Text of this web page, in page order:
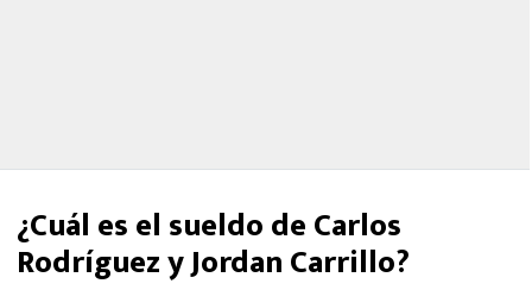
¿Cuál es el sueldo de Carlos
Rodríguez y Jordan Carrillo?